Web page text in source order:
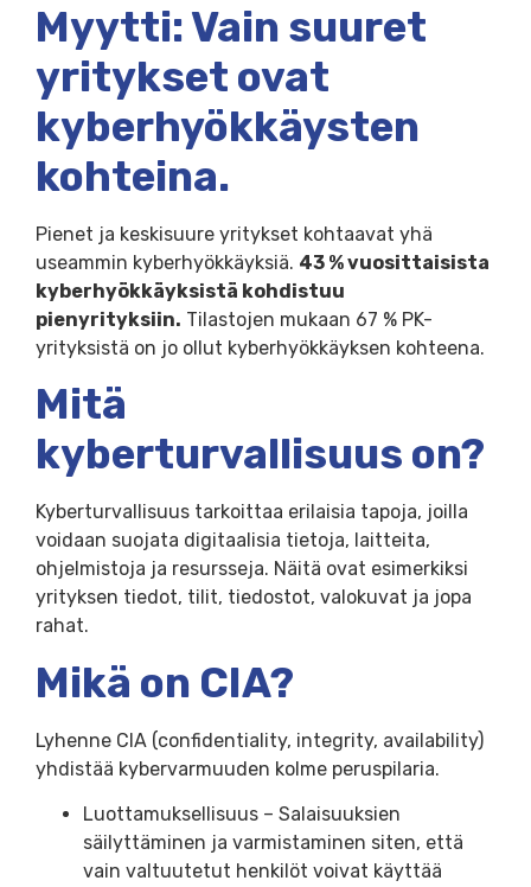
Myytti: Vain suuret
yritykset ovat
kyberhyökkäysten
kohteina.
Pienet ja keskisuure yritykset kohtaavat yhä
useammin kyberhyökkäyksiä. 43 % vuosittaisista
kyberhyökkäyksistä kohdistuu
pienyrityksiin. Tilastojen mukaan 67 % PK-
yrityksistä on jo ollut kyberhyökkäyksen kohteena.
Mitä
kyberturvallisuus on?
Kyberturvallisuus tarkoittaa erilaisia tapoja, joilla
voidaan suojata digitaalisia tietoja, laitteita,
ohjelmistoja ja resursseja. Näitä ovat esimerkiksi
yrityksen tiedot, tilit, tiedostot, valokuvat ja jopa
rahat.
Mikä on CIA?
Lyhenne CIA (confidentiality, integrity, availability)
yhdistää kybervarmuuden kolme peruspilaria.
Luottamuksellisuus – Salaisuuksien
säilyttäminen ja varmistaminen siten, että
vain valtuutetut henkilöt voivat käyttää